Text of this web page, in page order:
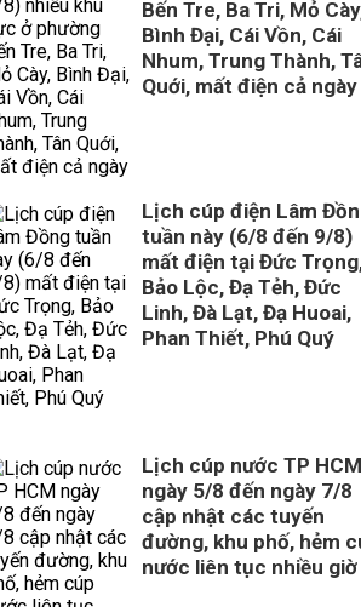
Bến Tre, Ba Tri, Mỏ
Bình Đại, Cái Vồn, Cái
Nhum, Trung Thành,
Quới, mất điện cả ngày
Lịch cúp điện Lâm
tuần này (6/8 đến 9/8)
mất điện tại Đức
Bảo Lộc, Đạ Tẻh, Đức
Linh, Đà Lạt, Đạ Huoai,
Phan Thiết, Phú Quý
Lịch cúp nước TP HCM
ngày 5/8 đến ngày 7/8
cập nhật các tuyến
đường, khu phố, hẻm
nước liên tục nhiều giờ